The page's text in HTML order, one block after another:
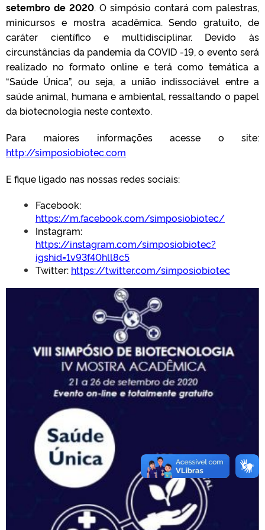
setembro de 2020. O simpósio contará com palestras,
minicursos e mostra acadêmica. Sendo gratuito, de
caráter científico e multidisciplinar. Devido às
circunstâncias da pandemia da COVID -19, o evento será
realizado no formato online e terá como temática a
“Saúde Única”, ou seja, a união indissociável entre a
saúde animal, humana e ambiental, ressaltando o papel
da biotecnologia neste contexto.
Para maiores informações acesse o site:
http://simposiobiotec.com
E fique ligado nas nossas redes sociais:
Facebook:
https://m.facebook.com/simposiobiotec/
Instagram:
https://instagram.com/simposiobiotec?
igshid=1v93f40hll8c5
Twitter: https://twitter.com/simposiobiotec